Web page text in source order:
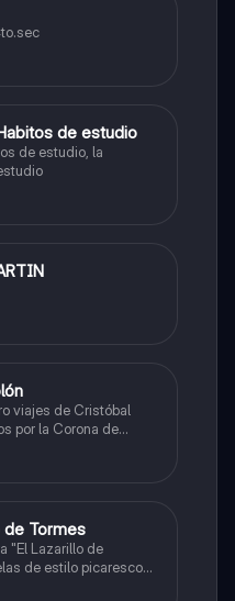
4to.sec
de estudio
de estudio, la
viajes de Cristóbal
por la Corona de
rutas y
de Tormes
"El Lazarillo de
de estilo picaresco